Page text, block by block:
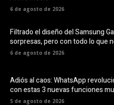
6 de agosto de 2026
Filtrado el diseño del Samsung
sorpresas, pero con todo lo que
6 de agosto de 2026
Adiós al caos: WhatsApp
con estas 3 nuevas funciones
5 de agosto de 2026